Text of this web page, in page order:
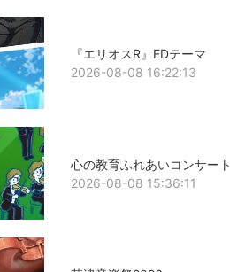
『エリオスR』EDテーマ
2026-08-08 16:22:13
心の教育ふれあいコンサート
2026-08-08 15:36:11